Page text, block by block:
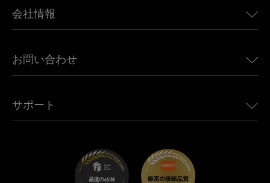
カナダ向けeSIM
アフリカ向けeSIM
すべての目的地を見る
Land Rover向けUbigi
Jeep向けUbigi
Mini向けUbigi
Maserati向けUbigi
会社情報
Ubigi関連プレス
Ubigiアプリ
お問い合わせ
アフェリエイトプログラム
サポート
トラブルシューティング
ヘルプセンター